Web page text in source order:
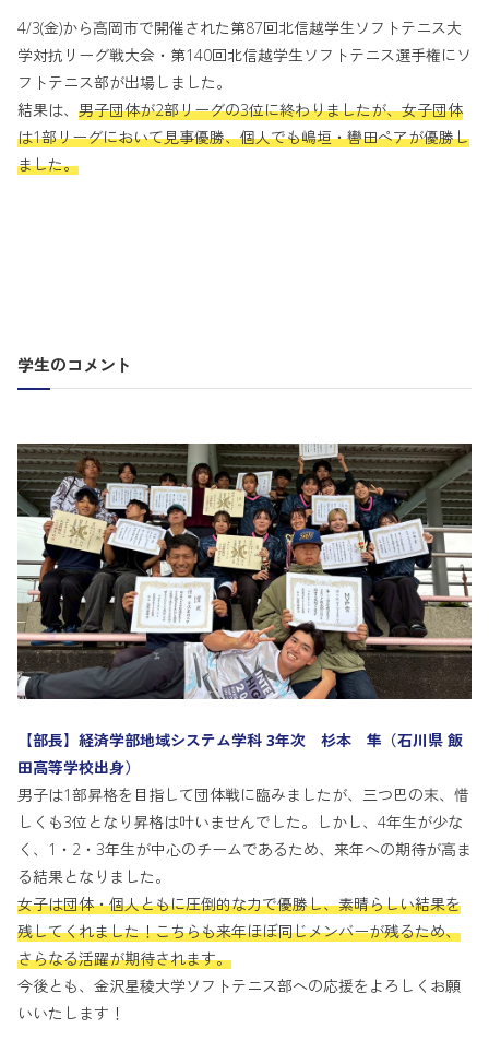
4/3(金)から高岡市で開催された第87回北信越学生ソフトテニス大
学対抗リーグ戦大会・第140回北信越学生ソフトテニス選手権にソ
フトテニス部が出場しました。
結果は、 男子団体が2部リーグの3位に終わりましたが、女子団体
は1部リーグにおいて見事優勝、個人でも嶋垣・轡田ペアが優勝し
ました。
学生のコメント
【部長】経済学部地域システム学科 3年次 杉本 隼（石川県 飯
田高等学校出身）
男子は1部昇格を目指して団体戦に臨みましたが、三つ巴の末、惜
しくも3位となり昇格は叶いませんでした。しかし、4年生が少な
く、1・2・3年生が中心のチームであるため、来年への期待が高ま
る結果となりました。
女子は団体・個人ともに圧倒的な力で優勝し、素晴らしい結果を
残してくれました！こちらも来年ほぼ同じメンバーが残るため、
さらなる活躍が期待されます。
今後とも、金沢星稜大学ソフトテニス部への応援をよろしくお願
いいたします！